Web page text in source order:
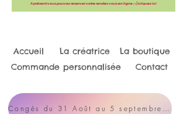
A présent vous pouvez reserver votre rendez vous en ligne ;-) cliquez ici
Congès du 31 Août au 5 septembre / Créneaux en ligne réservables
Accueil La créatrice
La boutique
Commande personnalisée
Contact